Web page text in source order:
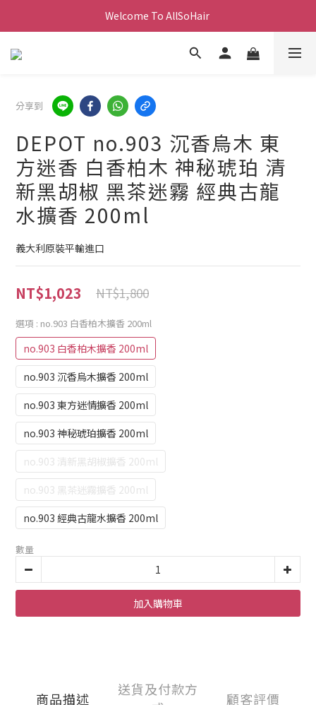
Welcome To AllSoHair
分享到
DEPOT no.903 沉香烏木 東
方迷香 白香柏木 神秘琥珀 清
新黑胡椒 黑茶迷霧 經典古龍
水擴香 200ml
義大利原裝平輸進口
NT$1,023 NT$1,800
選項 : no.903 白香柏木擴香 200ml
no.903 白香柏木擴香 200ml
no.903 沉香烏木擴香 200ml
no.903 東方迷情擴香 200ml
no.903 神秘琥珀擴香 200ml
no.903 清新黑胡椒擴香 200ml
no.903 黑茶迷霧擴香 200ml
no.903 經典古龍水擴香 200ml
數量
加入購物車
商品描述
送貨及付款方
顧客評價